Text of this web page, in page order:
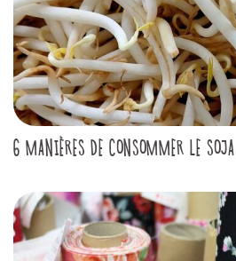
6 MANIÈRES DE CONSOMMER LE